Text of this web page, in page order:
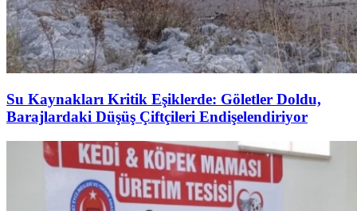
Su Kaynakları Kritik Eşiklerde: Göletler Doldu,
Barajlardaki Düşüş Çiftçileri Endişelendiriyor